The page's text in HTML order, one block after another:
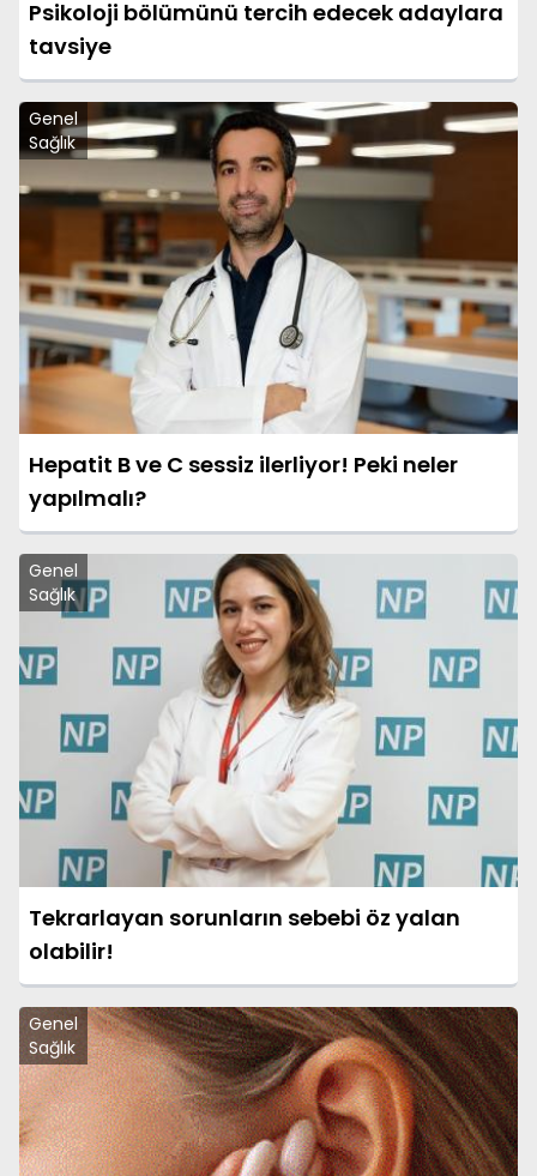
Psikoloji bölümünü tercih edecek adaylara
tavsiye
Genel
Sağlık
Hepatit B ve C sessiz ilerliyor! Peki neler
yapılmalı?
Genel
Sağlık
Tekrarlayan sorunların sebebi öz yalan
olabilir!
Genel
Sağlık